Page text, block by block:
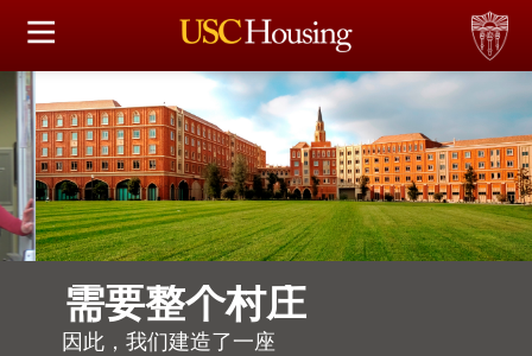
住房选择
申请和分配
财务实事资讯
服务
会议资讯
需要整个村庄
因此，我们建造了一座